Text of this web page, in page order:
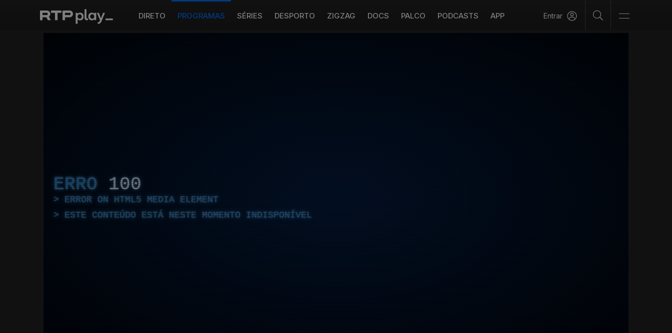
DIRETO PROGRAMAS SÉRIES DESPORTO ZIGZAG DOCS PALCO PODCASTS APP Entrar
ERRO 100
ERROR ON HTML5 MEDIA ELEMENT
ESTE CONTEÚDO ESTÁ NESTE MOMENTO INDISPONÍVEL